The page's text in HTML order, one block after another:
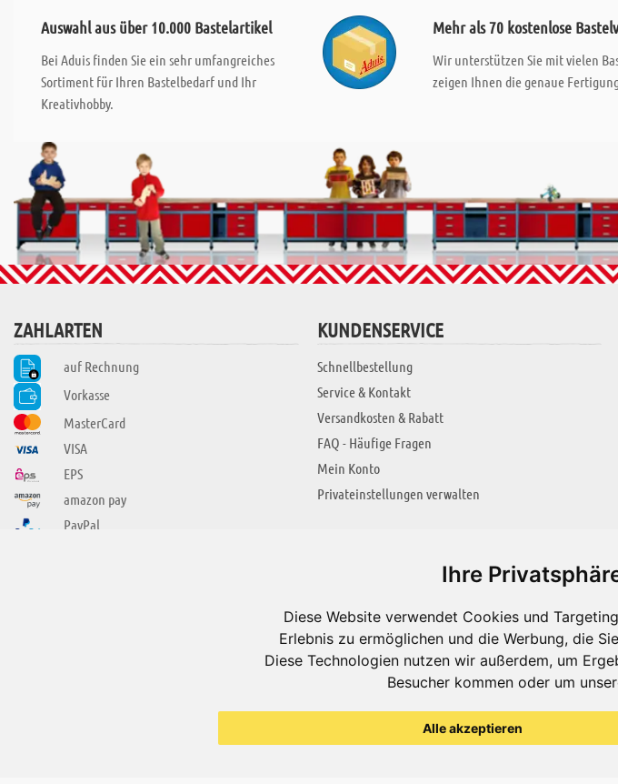
Ihre
Diese Website verwendet Cookies und
Erlebnis zu ermöglichen und die Werbung, die
Diese Technologien nutzen wir außerdem, um
Besucher kommen oder um
Alle akzeptieren
Auswahl aus über 10.000 Bastelartikel
Bei Aduis finden Sie ein sehr umfangreiches
Sortiment für Ihren Bastelbedarf und Ihr
Kreativhobby.
Mehr als 70 kostenlose
Wir unterstützen Sie mit vielen
zeigen Ihnen die genaue
ZAHLARTEN
auf Rechnung
Vorkasse
MasterCard
VISA
EPS
amazon pay
PayPal
KUNDENSERVICE
Schnellbestellung
Service & Kontakt
Versandkosten & Rabatt
FAQ - Häufige Fragen
Mein Konto
Privateinstellungen verwalten
Jobs
Impressum
Datenschutzerklärung